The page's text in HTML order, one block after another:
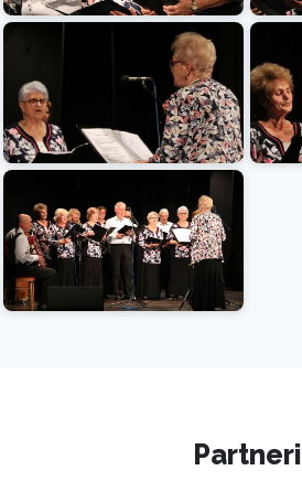
Partneri